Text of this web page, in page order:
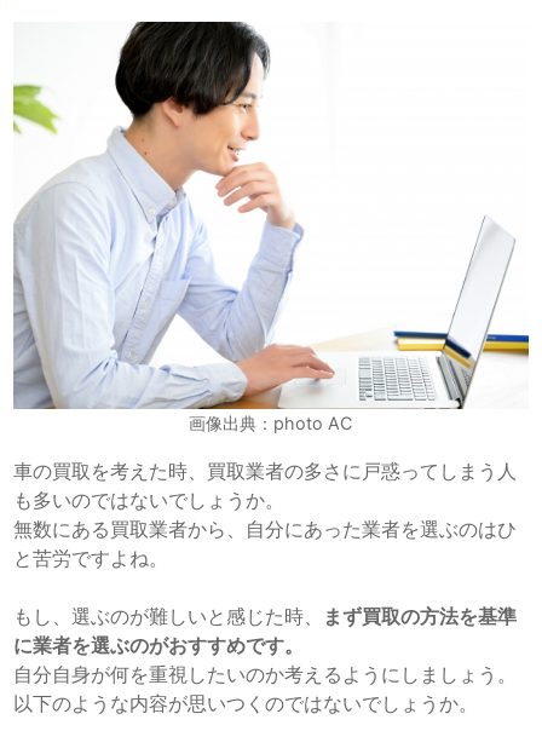
画像出典：photo AC
車の買取を考えた時、買取業者の多さに戸惑ってしまう人
も多いのではないでしょうか。
無数にある買取業者から、自分にあった業者を選ぶのはひ
と苦労ですよね。
もし、選ぶのが難しいと感じた時、
まず買取の方法を基準
に業者を選ぶのがおすすめです。
自分自身が何を重視したいのか考えるようにしましょう。
以下のような内容が思いつくのではないでしょうか。